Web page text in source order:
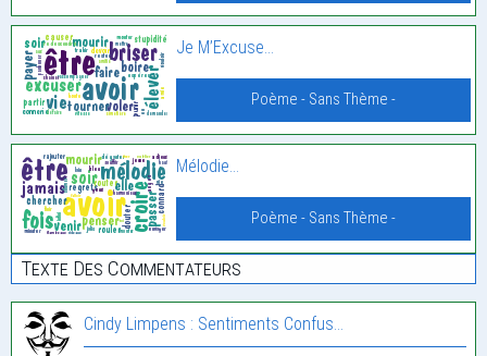
Je M’Excuse…
Poème - Sans Thème -
Mélodie…
Poème - Sans Thème -
Texte Des Commentateurs
Cindy Limpens : Sentiments Confus…